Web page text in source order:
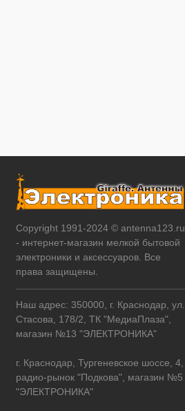
Copyright 1991-2024 © antenna123.ru
- интернет-магазин мелкой бытовой
электроники и аксессуаров. Все
права защищены.
Наш адрес: 350000, г. Краснодар, ул.
Стасова, 178/2, ТК "МедиаПлаза",
магазин №13 "ЭЛЕКТРОНИКА"
г. Краснодар, Тургеневское шоссе, 4,
радио-рынок "Подкова", магазин №5
"ЭЛЕКТРОНИКА"